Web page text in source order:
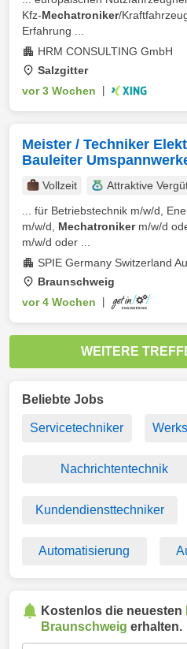
Kfz-Mechatroniker/
Erfahrung ...
HRM CONSULTING GmbH
Salzgitter
vor 3 Wochen
Meister / Techniker
Bauleiter
Vollzeit Attraktive
... für Betriebstechnik m/w/d,
m/w/d, Mechatronikerm/w/d
m/w/d oder ...
SPIE Germany Switzerland
Braunschweig
vor 4 Wochen
WEITERE
Beliebte Jobs
Servicetechniker
Nachrichtentechnik
Kundendiensttechniker
Automatisierung
Kostenlos die neuesten
Braunschweig erhalten.